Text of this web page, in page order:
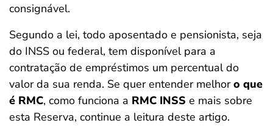
consignável.
Segundo a lei, todo aposentado e pensionista, seja
do INSS ou federal, tem disponível para a
contratação de empréstimos um percentual do
valor da sua renda. Se quer entender melhoro que
é RMC, como funciona a RMC INSS e mais sobre
esta Reserva, continue a leitura deste artigo.